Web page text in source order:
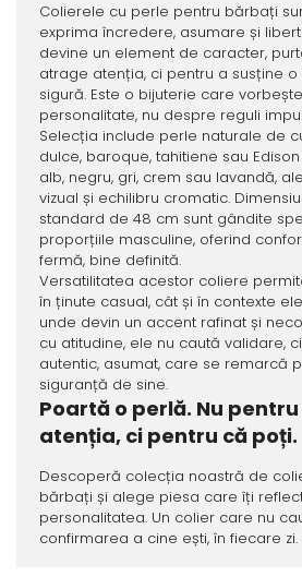
Colierele cu perle pentru bărbați
exprima încredere, asumare și
devine un element de caracter,
atrage atenția, ci pentru a susține
sigură. Este o bijuterie care
personalitate, nu despre reguli
Selecția include perle naturale de
dulce, baroque, tahitiene sau
alb, negru, gri, crem sau lavandă,
vizual și echilibru cromatic.
standard de 48 cm sunt gândite
proporțiile masculine, oferind
fermă, bine definită.
Versatilitatea acestor coliere
în ținute casual, cât și în contexte
unde devin un accent rafinat și
cu atitudine, ele nu caută validare,
autentic, asumat, care se remarcă
siguranță de sine.
Poartă o perlă. Nu
atenția, ci pentru că poți.
Descoperă colecția noastră de
bărbați și alege piesa care îți
personalitatea. Un colier care nu
confirmarea a cine ești, în fiecare zi.